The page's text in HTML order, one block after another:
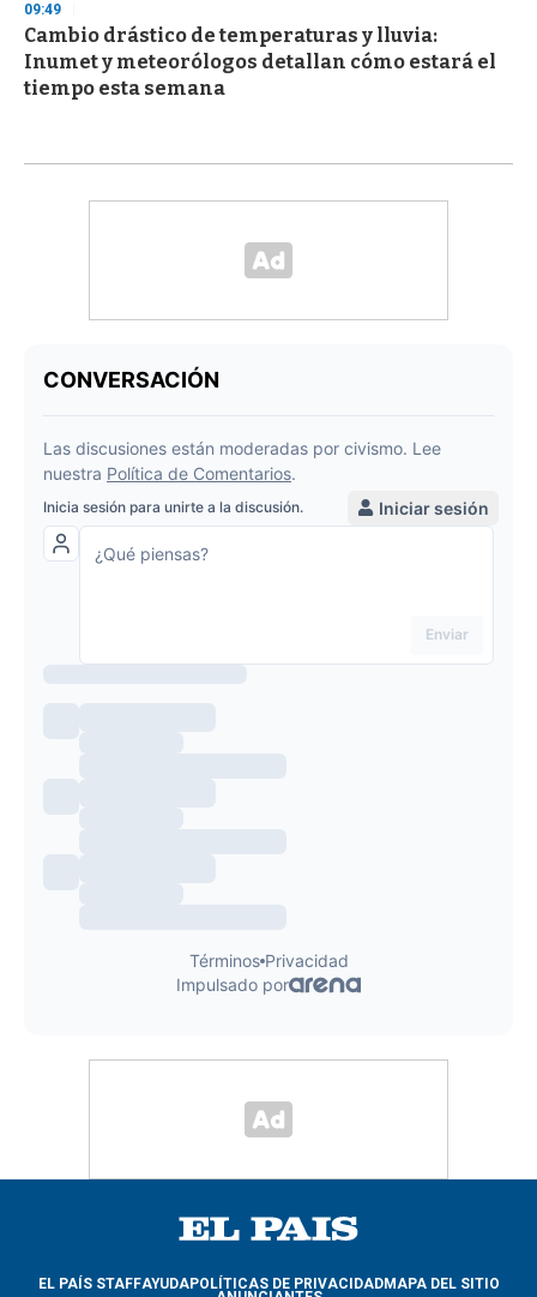
09:49
Cambio drástico de temperaturas y lluvia:
Inumet y meteorólogos detallan cómo estará el
tiempo esta semana
EL PAÍS STAFFAYUDAPOLÍTICAS DE PRIVACIDADMAPA DEL SITIO